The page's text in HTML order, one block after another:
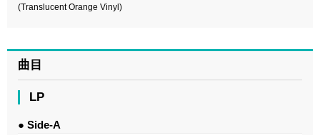
(Translucent Orange Vinyl)
曲目
LP
● Side-A